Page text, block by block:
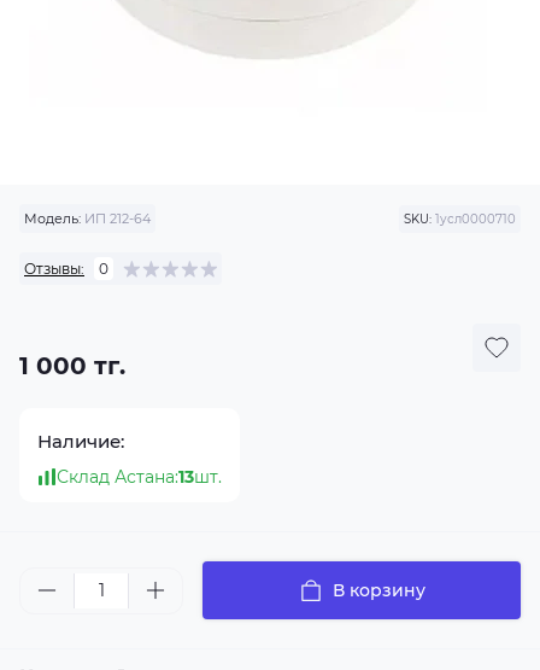
Модель: ИП 212-64 SKU: 1усл0000710
Отзывы: 0
1 000 тг.
Наличие:
Склад Астана:13шт.
В корзину